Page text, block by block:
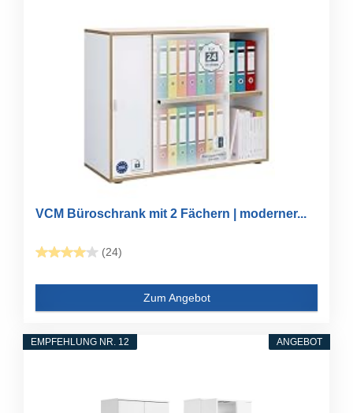
VCM Büroschrank mit 2 Fächern | moderner...
(24)
Zum Angebot
ANGEBOT
EMPFEHLUNG NR. 12